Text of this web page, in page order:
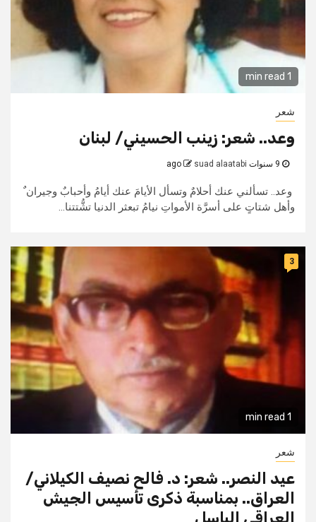
1 min read
شعر
وعد.. شعر: زينب الحسيني/ لبنان
suad alaatabi
وعد.. تسألني عنك أحلامٌ وتسأل الأيامَ عنك أيامُ وأحبابٌ وجيران ٌ
وأهل شتاتٍ على أسرَّة الأمواتِ نيامُ تبعثر الدنيا تشُّتتنا...
1 min read
3
شعر
عيد النصر.. شعر: د. فالح نصيف الكيلاني/
العراق.. بمناسبة ذكرى تأسيس الجيش
العراقي الباسل